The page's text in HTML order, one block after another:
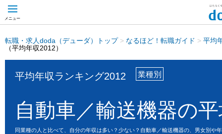
転職・求人doda（デューダ）トップ > なるほど！転職ガイド > 平均
（平均年収2012）
平均年収ランキング2012 業種別
自動車／輸送機器の
同業種の人と比べて、自分の年収は多い？少ない？自動車／輸送機器の、男女別や